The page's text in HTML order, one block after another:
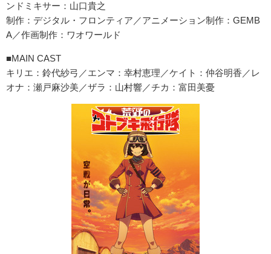
ンドミキサー：山口貴之
制作：デジタル・フロンティア／アニメーション制作：GEMB
A／作画制作：ワオワールド
■MAIN CAST
キリエ：鈴代紗弓／エンマ：幸村恵理／ケイト：仲谷明香／レ
オナ：瀬戸麻沙美／ザラ：山村響／チカ：富田美憂